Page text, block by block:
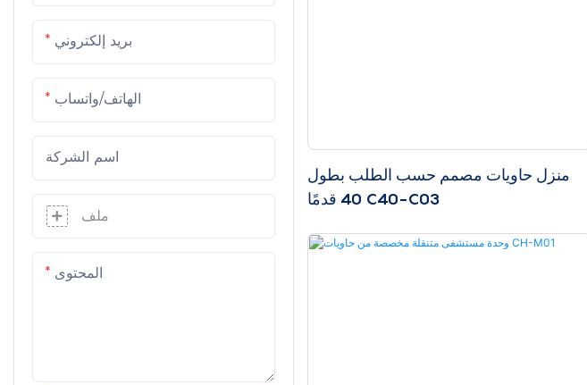
بريد إلكتروني
الهاتف/واتساب
اسم الشركة
ملف
المحتوى
منزل حاويات مصمم حسب الطلب بطول
40 قدمًا C40-C03